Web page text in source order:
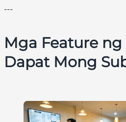
---
Mga Feature ng
Dapat Mong